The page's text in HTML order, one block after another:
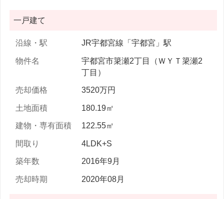
一戸建て
JR宇都宮線「宇都宮」駅
宇都宮市簗瀬2丁目（ＷＹＴ簗瀬2
丁目）
3520万円
180.19㎡
122.55㎡
4LDK+S
2016年9月
2020年08月